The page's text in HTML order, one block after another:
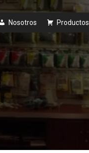
Nosotros Productos